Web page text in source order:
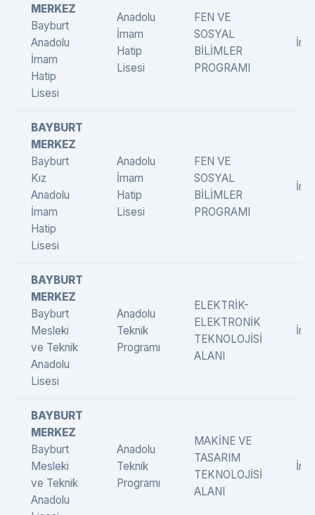
MERKEZ
Bayburt
Anadolu
İmam
Hatip
Lisesi
Anadolu
İmam
Hatip
Lisesi
FEN VE
SOSYAL
BİLİMLER
PROGRAMI
BAYBURT
MERKEZ
Bayburt
Kız
Anadolu
İmam
Hatip
Lisesi
Anadolu
İmam
Hatip
Lisesi
FEN VE
SOSYAL
BİLİMLER
PROGRAMI
BAYBURT
MERKEZ
Bayburt
Mesleki
ve Teknik
Anadolu
Lisesi
Anadolu
Teknik
Programı
ELEKTRİK-
ELEKTRONİK
TEKNOLOJİSİ
ALANI
BAYBURT
MERKEZ
Bayburt
Mesleki
ve Teknik
Anadolu
Anadolu
Teknik
Programı
MAKİNE VE
TASARIM
TEKNOLOJİSİ
ALANI